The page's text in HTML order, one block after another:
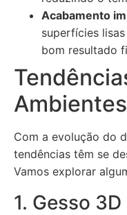
Acabamento
superfícies
bom resultado
Com a evolução do
tendências têm se
Vamos explorar
1. Gesso 3D